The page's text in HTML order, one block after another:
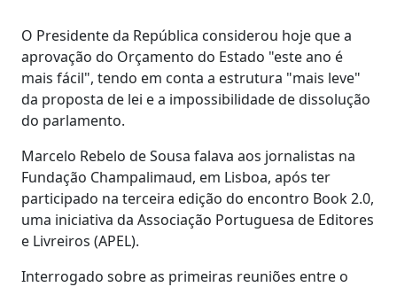
O Presidente da República considerou hoje que a
aprovação do Orçamento do Estado "este ano é
mais fácil", tendo em conta a estrutura "mais leve"
da proposta de lei e a impossibilidade de dissolução
do parlamento.
Marcelo Rebelo de Sousa falava aos jornalistas na
Fundação Champalimaud, em Lisboa, após ter
participado na terceira edição do encontro Book 2.0,
uma iniciativa da Associação Portuguesa de Editores
e Livreiros (APEL).
Interrogado sobre as primeiras reuniões entre o